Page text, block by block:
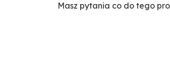
Masz pytania co do tego